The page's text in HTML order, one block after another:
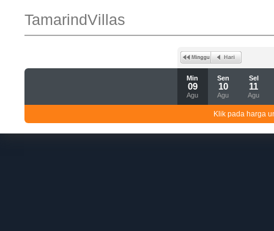
TamarindVillas
Min
09
Agu
Sen
10
Agu
Sel
11
Agu
Klik pada harga